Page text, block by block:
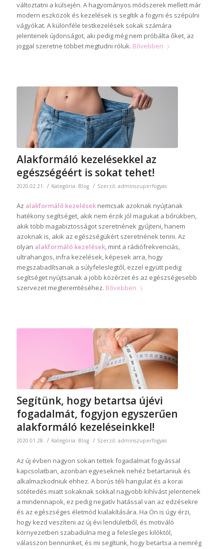
változtatni a külsején. A hagyományos módszerek mellett már
modern eszközök és kezelések is segítik a fogyni és szépülni
vágyókat. A különféle testkezelések sokak számára
jelentenek újdonságot, aki pedig még nem próbálta őket, az
joggal szeretne többet megtudni róluk. Bővebben
Alakformáló kezelésekkel az
egészségéért is sokat tehet!
2020.02.21. / Kategória: Blog / Szerző: adminszuperfogyas
Az alakformáló kezeléseknemcsak azoknak nyújtanak
hatékony segítséget, akik nem érzik jól magukat a bőrükben,
akik több magabiztosságot szeretnének gyűjteni, hanem
azoknak is, akik az egészségükért szeretnének tenni. Az
olyan alakformáló kezelések, mint a rádiófrekvenciás,
ultrahangos, infra kezelések, képesek arra, hogy
megszabadítsanak a súlyfeleslegtől, ezzel együtt pedig
segítséget nyújtsanak a jobb közérzet és az egészségesebb
szervezet megteremtéséhez. Bővebben
Segítünk, hogy betartsa újévi
fogadalmát, fogyjon egyszerűen
alakformáló kezeléseinkkel!
2020.01.28. / Kategória: Blog / Szerző: adminszuperfogyas
Az új évben nagyon sokan tettek fogadalmat fogyással
kapcsolatban, azonban egyeseknek nehéz betartaniuk és
alkalmazkodniuk ehhez. A borús téli hangulat és a korai
sötétedés miatt sokaknak sokkal nagyobb kihívást jelentenek
a mindennapok, ez pedig negatív hatással van az edzésekre
és az egészséges életmód kialakítására. Ha Ön is úgy érzi,
hogy kezd veszíteni az új évi lendületből, és motiváló
környezetben szabadulna meg a felesleges kilóktól,
válasszon bennünket, és mi segítünk, hogy betartsa a nemrég